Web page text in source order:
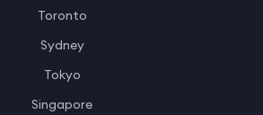
Toronto
Sydney
Tokyo
Singapore